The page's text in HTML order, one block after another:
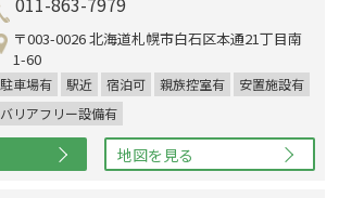
〒003-0026 北海道札幌市白石区本通21丁目南
1-60
駐車場有 駅近 宿泊可 親族控室有
安置施設有
バリアフリー設備有
地図を見る